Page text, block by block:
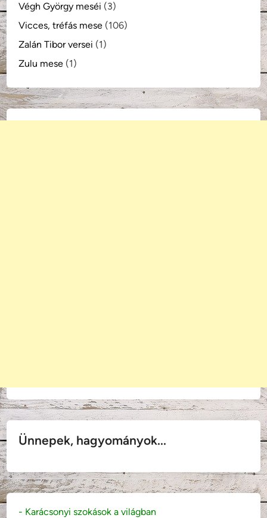
Végh György meséi (3)
Vicces, tréfás mese (106)
Zalán Tibor versei (1)
Zulu mese (1)
Ünnepek, hagyományok...
- Karácsonyi szokások a világban